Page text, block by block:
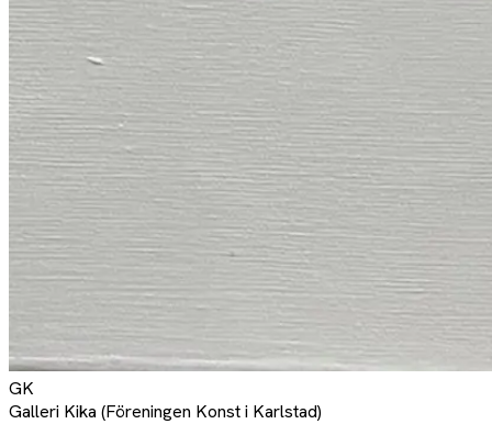
GK
Galleri Kika (Föreningen Konst i Karlstad)